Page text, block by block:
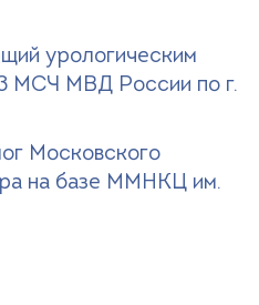
урологическим
МСЧ МВД России по г.
Московского
на базе ММНКЦ им.